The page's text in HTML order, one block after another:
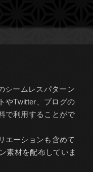
シームレスパターン
やTwitter、ブログの
で利用することがで
エーションも含めて
素材を配布していま